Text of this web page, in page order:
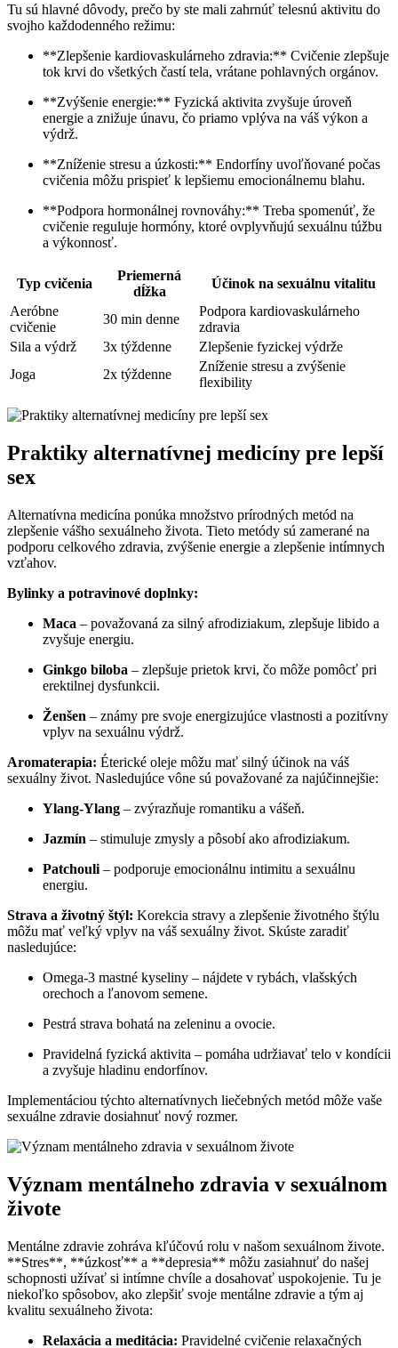
Tu sú hlavné dôvody, prečo by ste mali zahrnúť telesnú aktivitu do
svojho každodenného režimu:
**Zlepšenie kardiovaskulárneho zdravia:** Cvičenie zlepšuje
tok krvi do všetkých častí tela, vrátane pohlavných orgánov.
**Zvýšenie energie:** Fyzická aktivita zvyšuje úroveň
energie a znižuje únavu, čo priamo vplýva na váš výkon a
výdrž.
**Zníženie stresu a úzkosti:** Endorfíny uvoľňované počas
cvičenia môžu prispieť k lepšiemu emocionálnemu blahu.
**Podpora hormonálnej rovnováhy:** Treba spomenúť, že
cvičenie reguluje hormóny, ktoré ovplyvňujú sexuálnu túžbu
a výkonnosť.
Typ cvičenia
Priemerná
dĺžka
Účinok na sexuálnu vitalitu
Aeróbne
cvičenie
30 min denne
Podpora kardiovaskulárneho
zdravia
Sila a výdrž
3x týždenne
Zlepšenie fyzickej výdrže
Joga
2x týždenne
Zníženie stresu a zvýšenie
flexibility
Praktiky alternatívnej medicíny pre lepší
sex
Alternatívna medicína ponúka množstvo prírodných metód na
zlepšenie vášho sexuálneho života. Tieto metódy sú zamerané na
podporu celkového zdravia, zvýšenie energie a zlepšenie intímnych
vzťahov.
Bylinky a potravinové doplnky:
Maca – považovaná za silný afrodiziakum, zlepšuje libido a
zvyšuje energiu.
Ginkgo biloba – zlepšuje prietok krvi, čo môže pomôcť pri
erektilnej dysfunkcii.
Ženšen – známy pre svoje energizujúce vlastnosti a pozitívny
vplyv na sexuálnu výdrž.
Aromaterapia: Éterické oleje môžu mať silný účinok na váš
sexuálny život. Nasledujúce vône sú považované za najúčinnejšie:
Ylang-Ylang – zvýrazňuje romantiku a vášeň.
Jazmín – stimuluje zmysly a pôsobí ako afrodiziakum.
Patchouli – podporuje emocionálnu intimitu a sexuálnu
energiu.
Strava a životný štýl: Korekcia stravy a zlepšenie životného štýlu
môžu mať veľký vplyv na váš sexuálny život. Skúste zaradiť
nasledujúce:
Omega-3 mastné kyseliny – nájdete v rybách, vlašských
orechoch a ľanovom semene.
Pestrá strava bohatá na zeleninu a ovocie.
Pravidelná fyzická aktivita – pomáha udržiavať telo v kondícii
a zvyšuje hladinu endorfínov.
Implementáciou týchto alternatívnych liečebných metód môže vaše
sexuálne zdravie dosiahnuť nový rozmer.
Význam mentálneho zdravia v sexuálnom
živote
Mentálne zdravie zohráva kľúčovú rolu v našom sexuálnom živote.
**Stres**, **úzkosť** a **depresia** môžu zasiahnuť do našej
schopnosti užívať si intímne chvíle a dosahovať uspokojenie. Tu je
niekoľko spôsobov, ako zlepšiť svoje mentálne zdravie a tým aj
kvalitu sexuálneho života:
Relaxácia a meditácia: Pravidelné cvičenie relaxačných